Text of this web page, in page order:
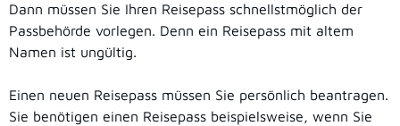
Dann müssen Sie Ihren Reisepass schnellstmöglich der
Passbehörde vorlegen. Denn ein Reisepass mit altem
Namen ist ungültig.
Einen neuen Reisepass müssen Sie persönlich beantragen.
Sie benötigen einen Reisepass beispielsweise, wenn Sie